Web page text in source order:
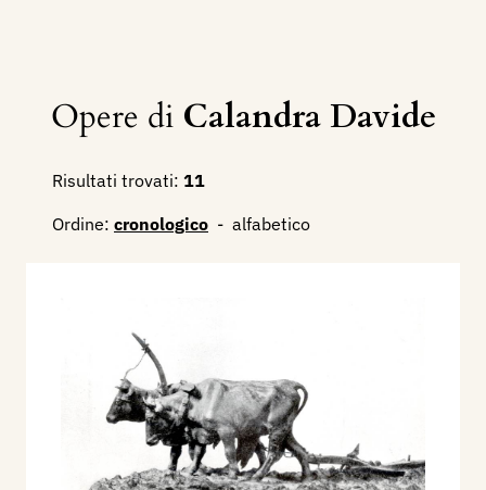
Opere di Calandra Davide
Risultati trovati: 11
Ordine: cronologico - alfabetico